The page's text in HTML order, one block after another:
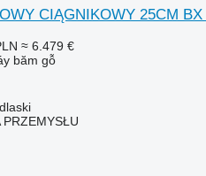
CIĄGNIKOWY 25CM
≈ 6.479 €
băm gỗ